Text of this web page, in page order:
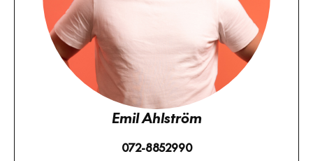
Emil Ahlström
072-8852990